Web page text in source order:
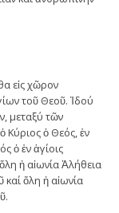
εἰς χῶρον
τοῦ Θεοῦ. Ἰδού
μεταξύ τῶν
Κύριος ὁ Θεός, ἐν
ὁ ἐν ἁγίοις
ἡ αἰωνία Ἀλήθεια
ὅλη ἡ αἰωνία